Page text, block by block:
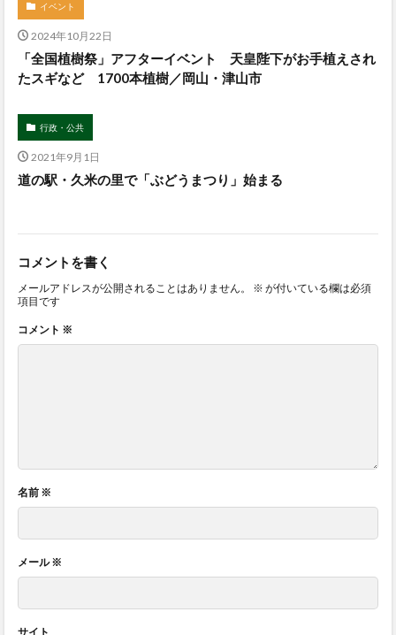
イベント
2024年10月22日
「全国植樹祭」アフターイベント 天皇陛下がお手植えされ
たスギなど 1700本植樹／岡山・津山市
行政・公共
2021年9月1日
道の駅・久米の里で「ぶどうまつり」始まる
コメントを書く
メールアドレスが公開されることはありません。 ※ が付いている欄は必須
項目です
コメント ※
名前 ※
メール※
サイト